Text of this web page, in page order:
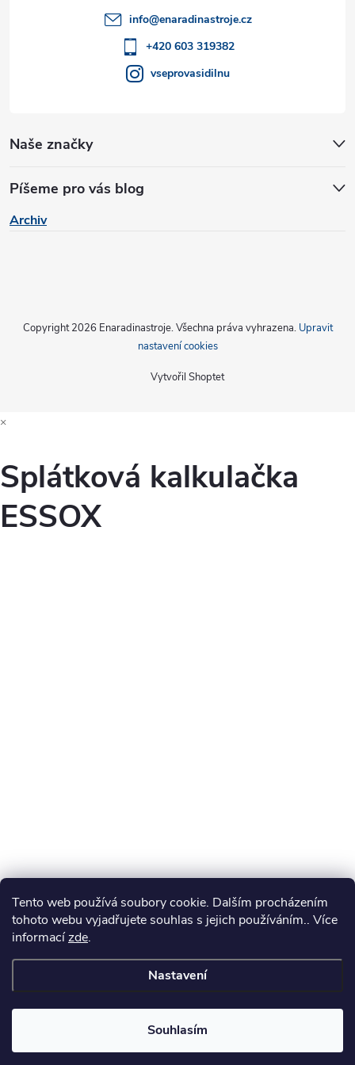
Tento web používá soubory cookie. Dalším procházením
tohoto webu vyjadřujete souhlas s jejich používáním.. Více
informacízde.
Nastavení
Souhlasím
Naše značky
Píšeme pro vás blog
Archiv
info@enaradinastroje.cz
+420 603 319382
vseprovasidilnu
Vytvořil Shoptet
Copyright 2026 Enaradinastroje. Všechna práva vyhrazena. Upravit
nastavení cookies
×
Splátková kalkulačka
ESSOX